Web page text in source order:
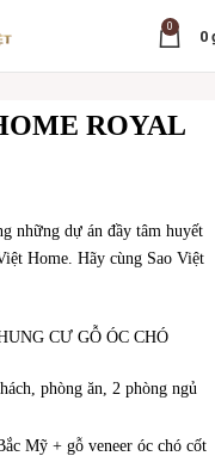
0
0
ROYAL
những dự án đầy tâm huyết
Home. Hãy cùng Sao Việt
CƯ GỖ ÓC CHÓ
phòng ăn, 2 phòng ngủ
Mỹ + gỗ veneer óc chó cốt